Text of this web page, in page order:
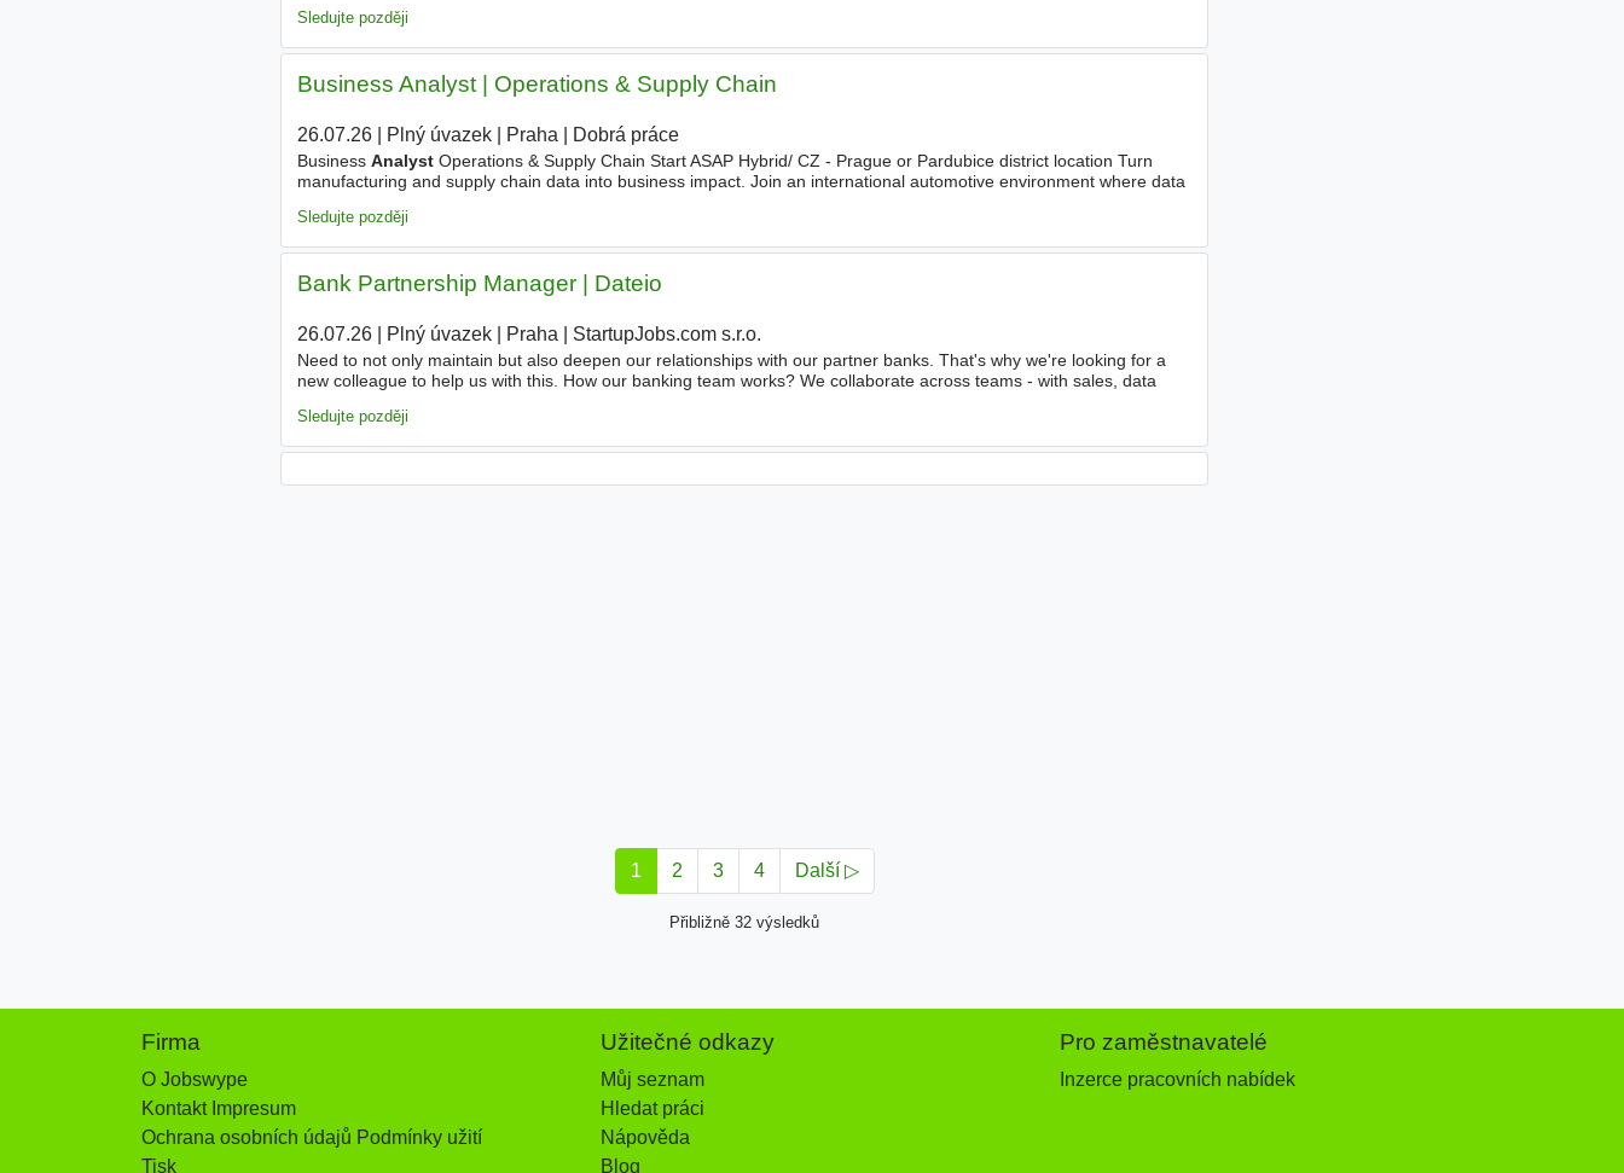
Sledujte později
Business Analyst | Operations & Supply Chain
26.07.26| Plný úvazek| Praha Dobrá práce
Business AnalystOperations & Supply Chain Start ASAP Hybrid/ CZ - Prague or Pardubice district location Turn
manufacturing and supply chain data into business impact. Join an international automotive environment where data
Sledujte později
Bank Partnership Manager | Dateio
26.07.26| Plný úvazek| Praha StartupJobs.com s.r.o.
Need to not only maintain but also deepen our relationships with our partner banks. That's why we're looking for a
new colleague to help us with this. How our banking team works? We collaborate across teams - with sales, data
Sledujte později
1 2 3 4 Další ▷
Přibližně 32 výsledků
Firma
O Jobswype
Kontakt Impresum
Ochrana osobních údajů Podmínky užití
Tisk
Užitečné odkazy
Můj seznam
Hledat práci
Nápověda
Blog
Pro zaměstnavatelé
Inzerce pracovních nabídek